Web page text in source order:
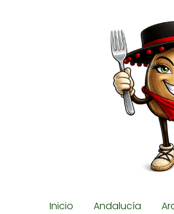
Inicio Andalucía